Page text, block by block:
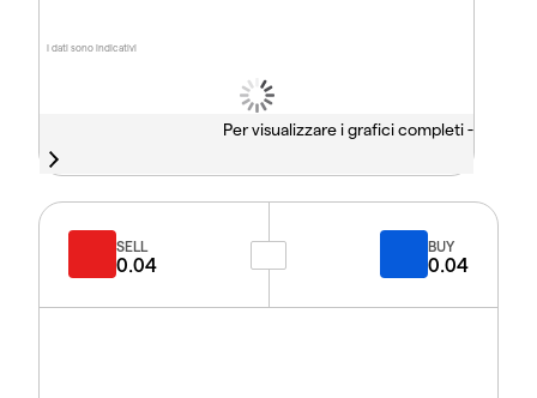
I dati sono indicativi
Per visualizzare i grafici completi -
SELL
0.04
BUY
0.04